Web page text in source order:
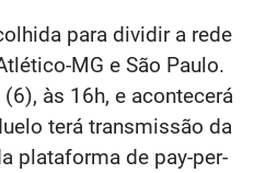
para dividir a rede
MG e São Paulo.
às 16h, e acontecerá
terá transmissão da
plataforma de pay-per-